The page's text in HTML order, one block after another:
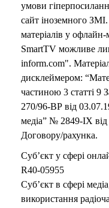
умови
сайт іноземного
матеріалів у
SmartTV можливе
inform.com".
дисклеймером:
частиною 3 статті 9
270/96-ВР від
медіа” № 2849-IX від
Договору/рахунка.
Суб’єкт у сфері
R40-05955
Суб’єкт в сфері
використання